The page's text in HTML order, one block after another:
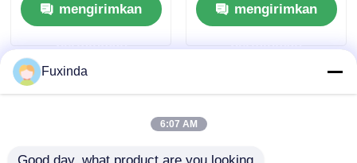
mengirimkan
permintaan
mengirimkan
permintaan
Fuxinda
6:07 AM